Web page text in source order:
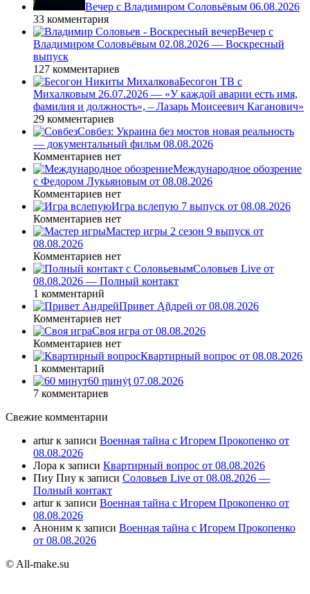
Вечер с Владимиром Соловьёвым 06.08.2026
33 комментария
Вечер с
Владимиром Соловьёвым 02.08.2026 — Воскресный
выпуск
127 комментариев
Бесогон ТВ с
Михалковым 26.07.2026 — «У каждой аварии есть имя,
фамилия и должность», – Лазарь Моисеевич Каганович»
29 комментариев
Совбез: Украина без мостов новая реальность
— документальный фильм 08.08.2026
Комментариев нет
Международное обозрение
с Федором Лукьяновым от 08.08.2026
Комментариев нет
Игра вслепую 7 выпуск от 08.08.2026
Комментариев нет
Мастер игры 2 сезон 9 выпуск от
08.08.2026
Комментариев нет
Соловьев Live от
08.08.2026 — Полный контакт
1 комментарий
Привет Ąñдpей от 08.08.2026
Комментариев нет
Своя игра от 08.08.2026
Комментариев нет
Квартирный вопрос от 08.08.2026
1 комментарий
60 ṃинẏƫ 07.08.2026
7 комментариев
Свежие комментарии
arturк записи Военная тайна с Игорем Прокопенко от
08.08.2026
Лора к записи Квартирный вопрос от 08.08.2026
Пиу Пиу к записи Соловьев Live от 08.08.2026 —
Полный контакт
arturк записи Военная тайна с Игорем Прокопенко от
08.08.2026
Аноним к записи Военная тайна с Игорем Прокопенко
от 08.08.2026
© All-make.su